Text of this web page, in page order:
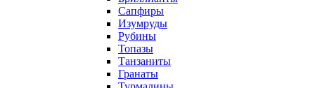
Сапфиры
Изумруды
Рубины
Топазы
Танзаниты
Гранаты